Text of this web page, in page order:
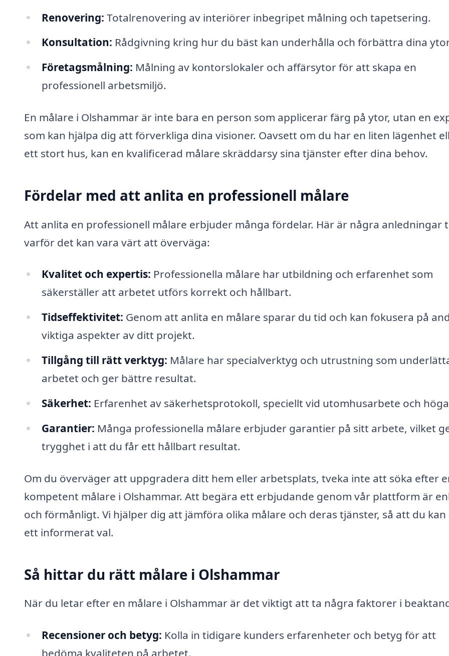
Renovering: Totalrenovering av interiörer inbegripet målning och tapetsering.
Konsultation: Rådgivning kring hur du bäst kan underhålla och förbättra dina
Företagsmålning: Målning av kontorslokaler och affärsytor för att skapa en
professionell arbetsmiljö.
En målare i Olshammar är inte bara en person som applicerar färg på ytor, utan en
som kan hjälpa dig att förverkliga dina visioner. Oavsett om du har en liten lägenhet
ett stort hus, kan en kvalificerad målare skräddarsy sina tjänster efter dina behov.
Fördelar med att anlita en professionell målare
Att anlita en professionell målare erbjuder många fördelar. Här är några anledningar
varför det kan vara värt att överväga:
Kvalitet och expertis: Professionella målare har utbildning och erfarenhet som
säkerställer att arbetet utförs korrekt och hållbart.
Tidseffektivitet: Genom att anlita en målare sparar du tid och kan fokusera på
viktiga aspekter av ditt projekt.
Tillgång till rätt verktyg: Målare har specialverktyg och utrustning som
arbetet och ger bättre resultat.
Säkerhet: Erfarenhet av säkerhetsprotokoll, speciellt vid utomhusarbete och
Garantier: Många professionella målare erbjuder garantier på sitt arbete, vilket
trygghet i att du får ett hållbart resultat.
Om du överväger att uppgradera ditt hem eller arbetsplats, tveka inte att söka efter
kompetent målare i Olshammar. Att begära ett erbjudande genom vår plattform är
och förmånligt. Vi hjälper dig att jämföra olika målare och deras tjänster, så att du kan
ett informerat val.
Så hittar du rätt målare i Olshammar
När du letar efter en målare i Olshammar är det viktigt att ta några faktorer i
Recensioner och betyg: Kolla in tidigare kunders erfarenheter och betyg för att
bedöma kvaliteten på arbetet.